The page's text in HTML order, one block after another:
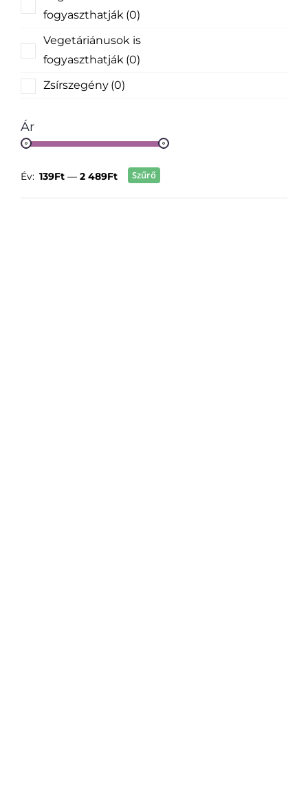
fogyaszthatják (0)
Vegetáriánusok is
fogyaszthatják (0)
Zsírszegény (0)
Ár
Szűrő
Év: 139Ft — 2 489Ft